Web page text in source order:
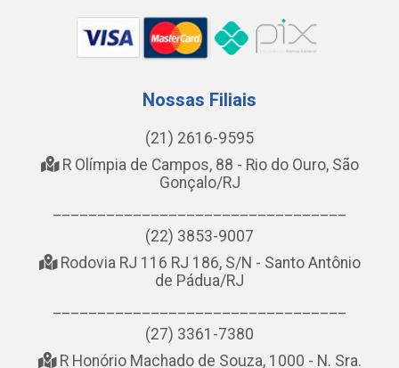
Nossas Filiais
(21) 2616-9595
R Olímpia de Campos, 88 - Rio do Ouro, São
Gonçalo/RJ
(22) 3853-9007
Rodovia RJ 116 RJ 186, S/N - Santo Antônio
de Pádua/RJ
(27) 3361-7380
R Honório Machado de Souza, 1000 - N. Sra.